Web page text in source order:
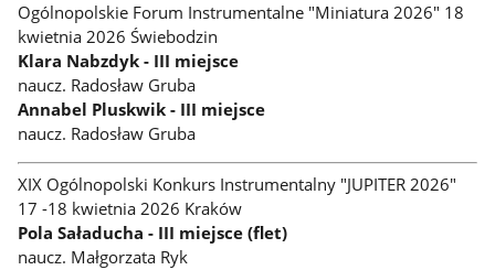
Ogólnopolskie Forum Instrumentalne "Miniatura 2026" 18
kwietnia 2026 Świebodzin
Klara Nabzdyk - III miejsce
naucz. Radosław Gruba
Annabel Pluskwik - III miejsce
naucz. Radosław Gruba
XIX Ogólnopolski Konkurs Instrumentalny "JUPITER 2026"
17 -18 kwietnia 2026 Kraków
Pola Saładucha - III miejsce (flet)
naucz. Małgorzata Ryk